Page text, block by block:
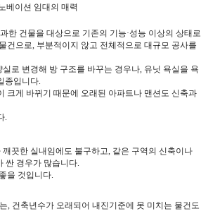
베이션 임대의 매력
한 건물을 대상으로 기존의 기능·성능 이상의 상태로
물건으로, 부분적이지 않고 전체적으로 대규모 공사를
실로 변경해 방 구조를 바꾸는 경우나, 유닛 욕실을 욕
종입니다.
크게 바뀌기 때문에 오래된 아파트나 맨션도 신축과
.
깨끗한 실내임에도 불구하고, 같은 구역의 신축이나
싼 경우가 많습니다.
좋을 것입니다.
, 건축년수가 오래되어 내진기준에 못 미치는 물건도